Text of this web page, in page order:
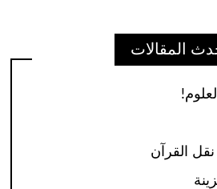
المقالات
القرآن